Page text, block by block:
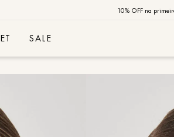
PIX MOB
10% OFF na
SALE